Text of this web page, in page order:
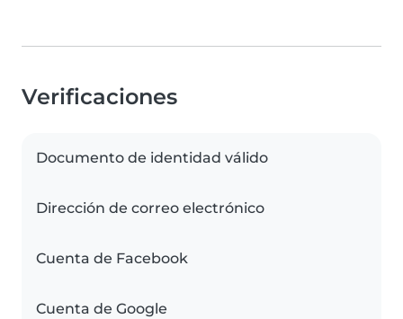
Verificaciones
Documento de identidad válido
Dirección de correo electrónico
Cuenta de Facebook
Cuenta de Google